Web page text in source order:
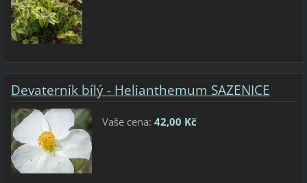
Devaterník bílý - Helianthemum SAZENICE
Vaše cena: 42,00 Kč